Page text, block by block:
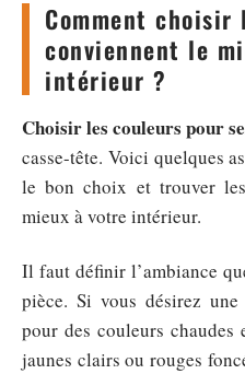
Comment
conviennent le
intérieur ?
Choisir les couleurs pour
casse-tête. Voici quelques
le bon choix et trouver
mieux à votre intérieur.
Il faut définir l’ambiance
pièce. Si vous désirez
pour des couleurs chaudes
jaunes clairs ou rouges